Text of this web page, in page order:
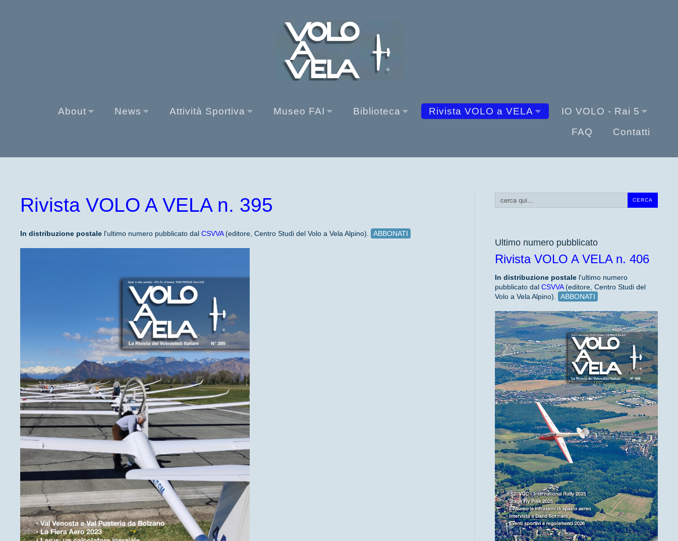
About News Attività Sportiva Museo FAI Biblioteca Rivista VOLO a VELA
IO VOLO - Rai 5
FAQ
Contatti
CERCA
Cerca...
Ultimo numero pubblicato
Rivista VOLO A VELA n. 406
In distribuzione postalel'ultimo numero
pubblicato dal CSVVA(editore, Centro Studi del
Volo a Vela Alpino).
ABBONATI
Rivista VOLO A VELA n. 395
In distribuzione postale l'ultimo numero pubblicato dal CSVVA(editore, Centro Studi del Volo a Vela Alpino). ABBONATI